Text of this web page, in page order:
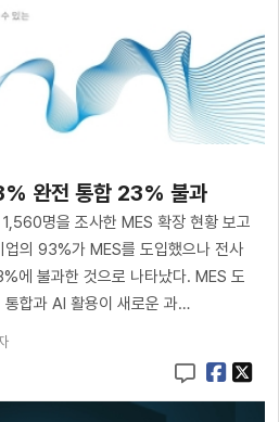
완전 통합 23% 불과
명을 조사한 MES 확장 현황 보고
업의 93%가 MES를 도입했으나 전사
에 불과한 것으로 나타났다. MES 도
통합과 AI 활용이 새로운 과…